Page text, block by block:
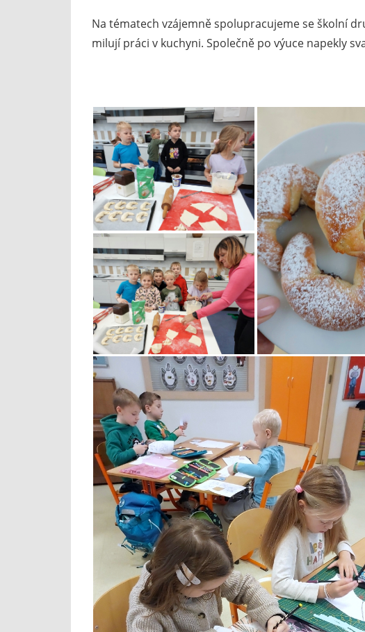
Na tématech vzájemně spolupracujeme se školní
milují práci v kuchyni. Společně po výuce napekly